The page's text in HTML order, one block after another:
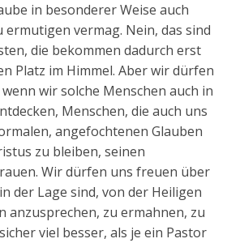
in besonderer Weise auch
ermutigen vermag. Nein, das sind
die bekommen dadurch erst
Platz im Himmel. Aber wir dürfen
wir solche Menschen auch in
Menschen, die auch uns
angefochtenen Glauben
zu bleiben, seinen
Wir dürfen uns freuen über
der Lage sind, von der Heiligen
anzusprechen, zu ermahnen, zu
viel besser, als je ein Pastor